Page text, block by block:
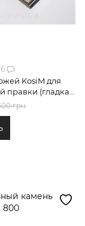
6
KosiM для
(гладкая
грн